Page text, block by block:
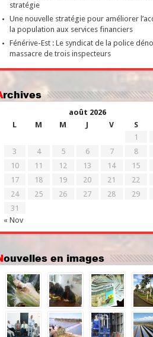
stratégie
Une nouvelle stratégie pour améliorer
la population aux services financiers
Fénérive-Est : Le syndicat de la police
massacre de trois inspecteurs
Archives
août 2026
L
M M J V S
« Nov
1
3
4 5 6 7 8
10
11 12 13 14 15
17
18 19 20 21 22
24
25 26 27 28 29
31
Nouvelles en images